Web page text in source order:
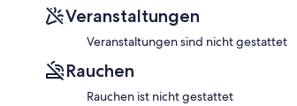
amenities according to the following schedule:
Veranstaltungen
Veranstaltungen sind nicht gestattet
Rauchen
Rauchen ist nicht gestattet